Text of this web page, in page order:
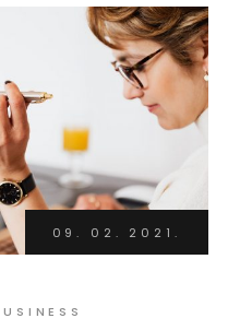
09. 02. 2021.